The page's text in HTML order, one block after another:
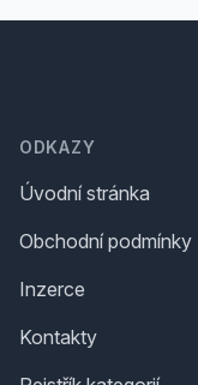
ODKAZY
Úvodní stránka
Obchodní podmínky
Inzerce
Kontakty